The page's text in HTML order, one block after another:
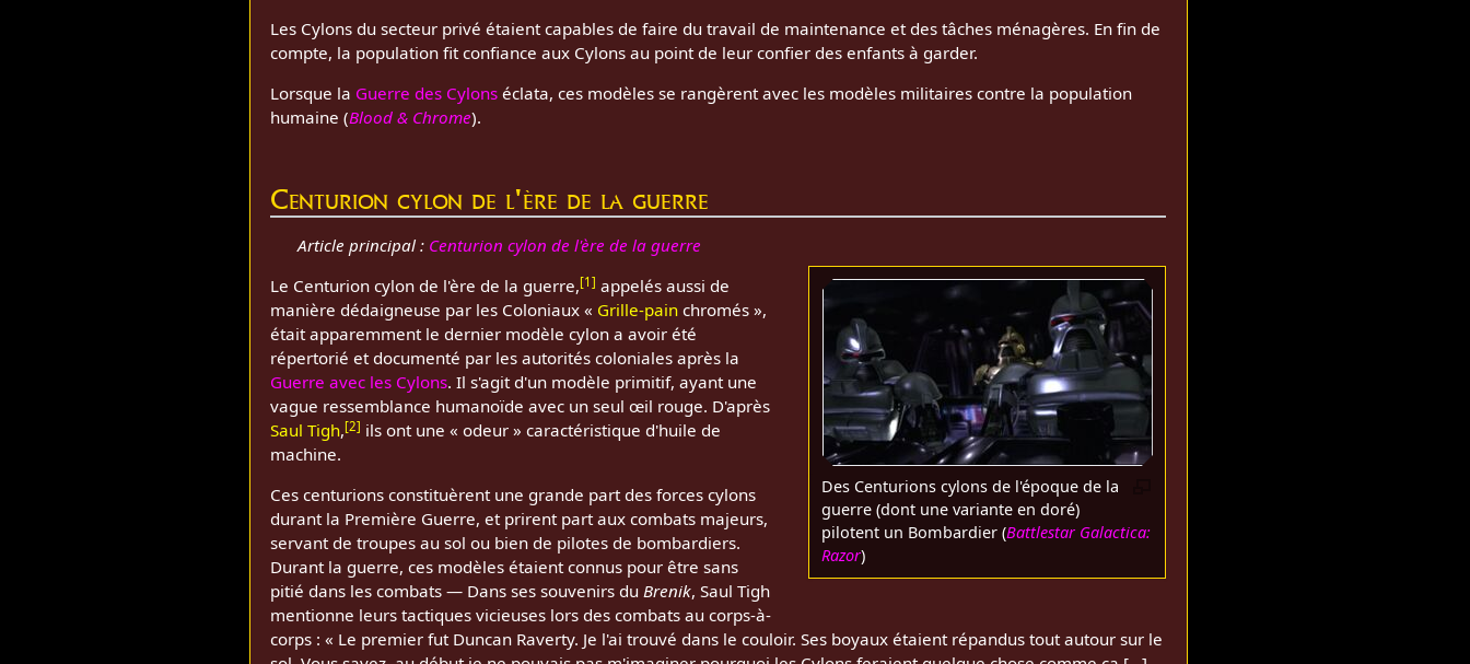
Les Cylons du secteur privé étaient capables de faire du travail de maintenance et des tâches ménagères. En fin de
compte, la population fit confiance aux Cylons au point de leur confier des enfants à garder.
Lorsque la Guerre des Cylons éclata, ces modèles se rangèrent avec les modèles militaires contre la population
humaine (Blood & Chrome).
Centurion cylon de l'ère de la guerre
Article principal : Centurion cylon de l'ère de la guerre
Des Centurions cylons de l'époque de la
guerre (dont une variante en doré)
pilotent un Bombardier (Battlestar Galactica:
Razor)
Le Centurion cylon de l'ère de la guerre,[1] appelés aussi de
manière dédaigneuse par les Coloniaux « Grille-pain chromés »,
était apparemment le dernier modèle cylon a avoir été
répertorié et documenté par les autorités coloniales après la
Guerre avec les Cylons. Il s'agit d'un modèle primitif, ayant une
vague ressemblance humanoïde avec un seul œil rouge. D'après
Saul Tigh,[2] ils ont une « odeur » caractéristique d'huile de
machine.
Ces centurions constituèrent une grande part des forces cylons
durant la Première Guerre, et prirent part aux combats majeurs,
servant de troupes au sol ou bien de pilotes de bombardiers.
Durant la guerre, ces modèles étaient connus pour être sans
pitié dans les combats — Dans ses souvenirs duBrenik, Saul Tigh
mentionne leurs tactiques vicieuses lors des combats au corps-à-
corps : « Le premier fut Duncan Raverty. Je l'ai trouvé dans le couloir. Ses boyaux étaient répandus tout autour sur le